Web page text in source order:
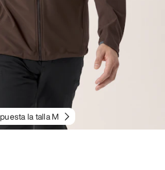
la talla M